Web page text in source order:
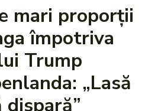
mari proporții
împotriva
Trump
„Lasă